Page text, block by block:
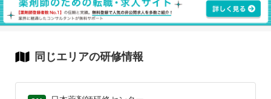
同じエリアの研修情報